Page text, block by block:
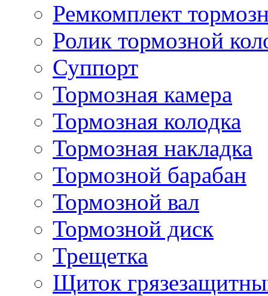
Ремкомплект
Ролик тормозной
Суппорт
Тормозная камера
Тормозная колодка
Тормозная накладка
Тормозной барабан
Тормозной вал
Тормозной диск
Трещетка
Щиток